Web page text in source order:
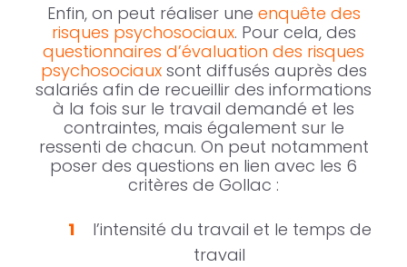
Enfin, on peut réaliser une enquête des
risques psychosociaux. Pour cela, des
questionnaires d’évaluation des risques
psychosociauxsont diffusés auprès des
salariés afin de recueillir des informations
à la fois sur le travail demandé et les
contraintes, mais également sur le
ressenti de chacun. On peut notamment
poser des questions en lien avec les 6
critères de Gollac :
l’intensité du travail et le temps de
travail